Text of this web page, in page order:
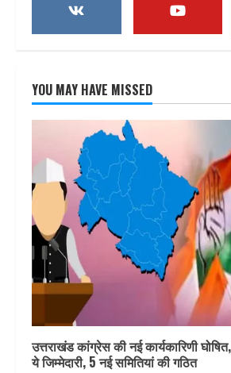
YOU MAY HAVE MISSED
उत्तराखंड कांग्रेस की नई कार्यकारिणी
ये जिम्मेदारी, 5 नई समितियां की गठित